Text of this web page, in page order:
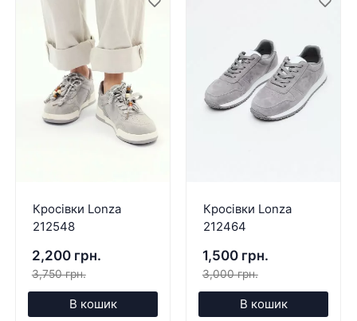
Кросівки Lonza
212548
2,200 грн.
3,750 грн.
В кошик
Кросівки Lonza
212464
1,500 грн.
3,000 грн.
В кошик